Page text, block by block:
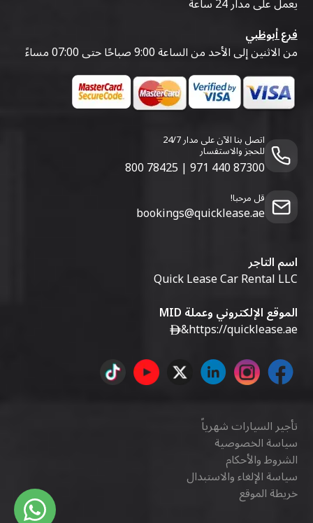
فرع أبوظبي
من الاثنين إلى الأحد من الساعة 9:00 صباحًا حتى 07:00 مساءً
اتصل بنا الآن على مدار 24/7
للحجز والاستفسار
800 78425 | 971 440 87300
قل مرحبا!
bookings@quicklease.ae
اسم التاجر
Quick Lease Car Rental LLC
الموقع الإلكتروني وعملة MID
https://quicklease.ae
&
تأجير السيارات شهرياً
سياسة الخصوصية
الشروط والأحكام
سياسة الإلغاء والاستبدال
خريطة الموقع